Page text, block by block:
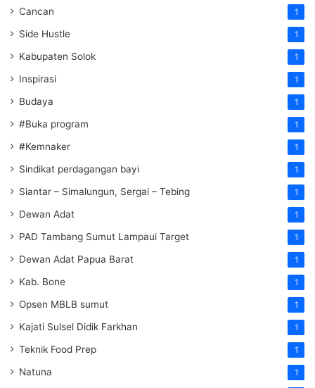
Cancan 1
Side Hustle 1
Kabupaten Solok 1
Inspirasi 1
Budaya 1
#Buka program 1
#Kemnaker 1
Sindikat perdagangan bayi 1
Siantar – Simalungun, Sergai – Tebing 1
Dewan Adat 1
PAD Tambang Sumut Lampaui Target 1
Dewan Adat Papua Barat 1
Kab. Bone 1
Opsen MBLB sumut 1
Kajati Sulsel Didik Farkhan 1
Teknik Food Prep 1
Natuna 1